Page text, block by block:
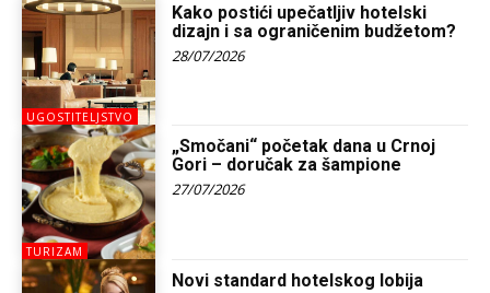
UGOSTITELJSTVO
Kako postići upečatljiv hotelski
dizajn i sa ograničenim budžetom?
28/07/2026
TURIZAM
„Smočani“ početak dana u Crnoj
Gori – doručak za šampione
27/07/2026
Novi standard hotelskog lobija